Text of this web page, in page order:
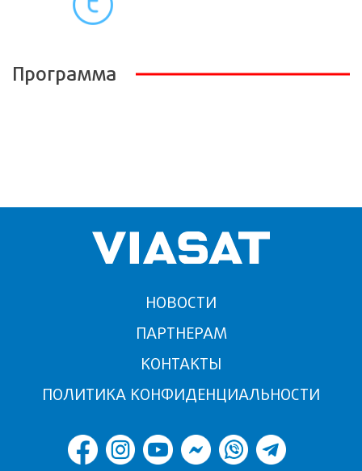
Программа
НОВОСТИ
ПАРТНЕРАМ
КОНТАКТЫ
ПОЛИТИКА КОНФИДЕНЦИАЛЬНОСТИ